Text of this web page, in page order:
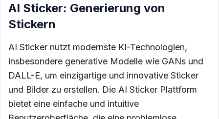
AI Sticker: Generierung von
Stickern
AI Sticker nutzt modernste KI-Technologien,
insbesondere generative Modelle wie GANs und
DALL-E, um einzigartige und innovative Sticker
und Bilder zu erstellen. Die AI Sticker Plattform
bietet eine einfache und intuitive